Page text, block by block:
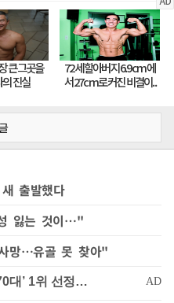
출발했다
잃는 것이…"
망…유골 못 찾아"